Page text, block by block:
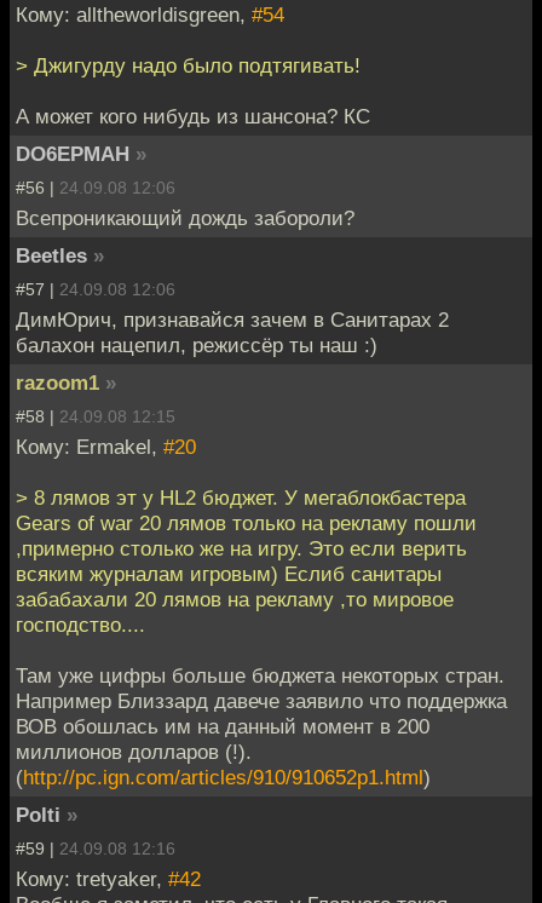
Кому: alltheworldisgreen, #54
> Джигурду надо было подтягивать!
А может кого нибудь из шансона? КС
DO6EPMAH »
#56 | 24.09.08 12:06
Всепроникающий дождь забороли?
Beetles »
#57 | 24.09.08 12:06
ДимЮрич, признавайся зачем в Санитарах 2
балахон нацепил, режиссёр ты наш :)
razoom1 »
#58 | 24.09.08 12:15
Кому: Ermakel, #20
> 8 лямов эт у HL2 бюджет. У мегаблокбастера
Gears of war 20 лямов только на рекламу пошли
,примерно столько же на игру. Это если верить
всяким журналам игровым) Еслиб санитары
забабахали 20 лямов на рекламу ,то мировое
господство....
Там уже цифры больше бюджета некоторых стран.
Например Близзард давече заявило что поддержка
ВОВ обошлась им на данный момент в 200
миллионов долларов (!).
(http://pc.ign.com/articles/910/910652p1.html)
Polti »
#59 | 24.09.08 12:16
Кому: tretyaker, #42